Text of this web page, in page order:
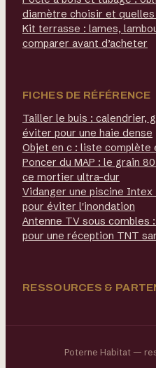
diamètre choisir et
Kit terrasse : lames,
comparer avant d’acheter
FICHES DE RÉFÉRENCE
Tailler le buis : calendrier,
éviter pour une haie dense
Objet en c : liste complète
Poncer du MAP : le grain
ce mortier ultra-dur
Vidanger une piscine
pour éviter l'inondation
Antenne TV sous combles
pour une réception TNT
RESSOURCES &
Poterne Habitat —